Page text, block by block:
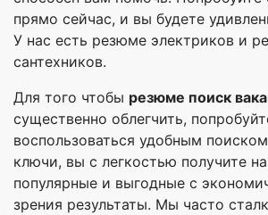
прямо сейчас, и вы будете
У нас есть резюме электриков и
сантехников.
Для того чтобы резюме поиск
существенно облегчить,
воспользоваться удобным
ключи, вы с легкостью получите
популярные и выгодные с
зрения результаты. Мы часто